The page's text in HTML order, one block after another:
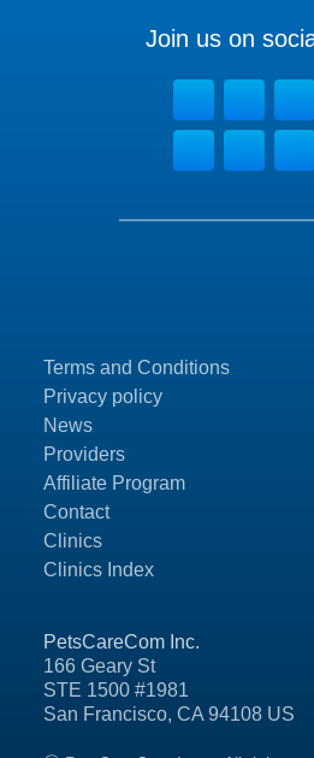
PetsCareCom Inc.
166 Geary St
STE 1500 #1981
San Francisco, CA 94108 US
Terms and Conditions
Privacy policy
News
Providers
Affiliate Program
Contact
Clinics
Clinics Index
Join us on